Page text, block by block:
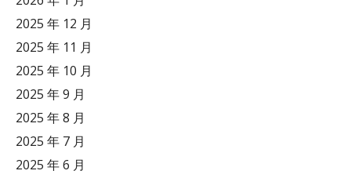
2025 年 12 月
2025 年 11 月
2025 年 10 月
2025 年 9 月
2025 年 8 月
2025 年 7 月
2025 年 6 月